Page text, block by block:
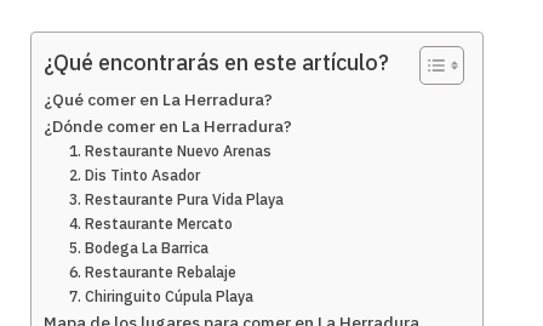
¿Qué encontrarás en este artículo?
¿Qué comer en La Herradura?
¿Dónde comer en La Herradura?
1. Restaurante Nuevo Arenas
2. Dis Tinto Asador
3. Restaurante Pura Vida Playa
4. Restaurante Mercato
5. Bodega La Barrica
6. Restaurante Rebalaje
7. Chiringuito Cúpula Playa